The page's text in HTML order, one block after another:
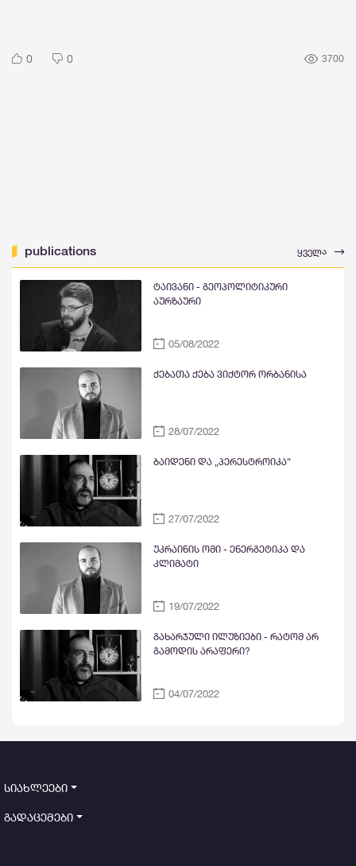
0 0 3700
publications ყველა
ტაივანი - გეოპოლიტიკური
აურზაური
05/08/2022
ქებათა ქება ვიქტორ ორბანისა
28/07/2022
ბაიდენი და „პერესტროიკა“
27/07/2022
უკრაინის ომი - ენერგეტიკა და
კლიმატი
19/07/2022
გახარჯული ილუზიები - რატომ არ
გამოდის არაფერი?
04/07/2022
სიახლეები
გადაცემები